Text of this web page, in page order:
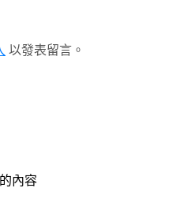
以發表留言。
內容